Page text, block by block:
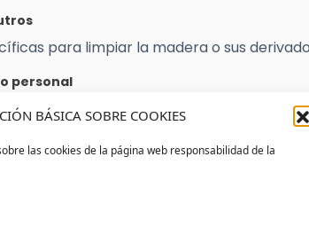
BÁSICA SOBRE COOKIES
las cookies de la página web responsabilidad de la
para limpiar la madera o sus
personal
suaves para la higiene personal en el
propia con materia prima de